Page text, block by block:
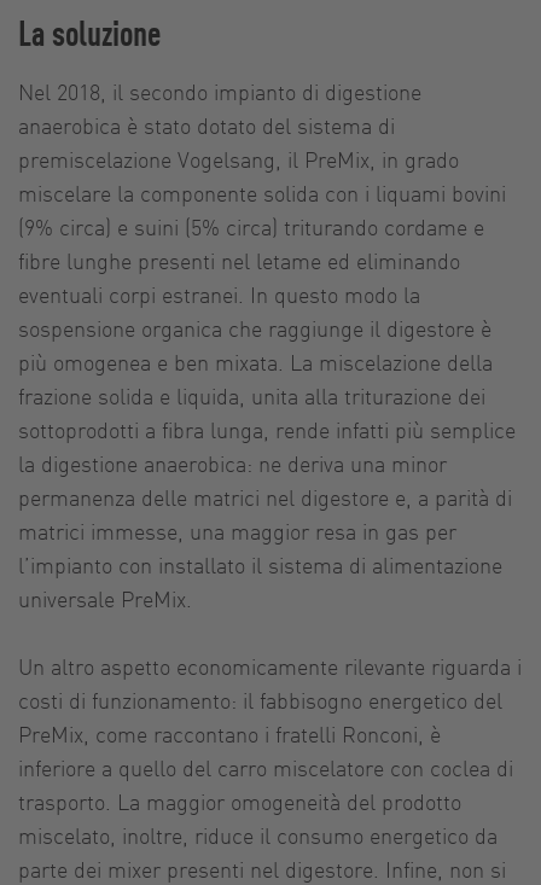
La soluzione
Nel 2018, il secondo impianto di digestione
anaerobica è stato dotato del sistema di
premiscelazione Vogelsang, il PreMix, in grado
miscelare la componente solida con i liquami bovini
(9% circa) e suini (5% circa) triturando cordame e
fibre lunghe presenti nel letame ed eliminando
eventuali corpi estranei. In questo modo la
sospensione organica che raggiunge il digestore è
più omogenea e ben mixata. La miscelazione della
frazione solida e liquida, unita alla triturazione dei
sottoprodotti a fibra lunga, rende infatti più semplice
la digestione anaerobica: ne deriva una minor
permanenza delle matrici nel digestore e, a parità di
matrici immesse, una maggior resa in gas per
l’impianto con installato il sistema di alimentazione
universale PreMix.
Un altro aspetto economicamente rilevante riguarda i
costi di funzionamento: il fabbisogno energetico del
PreMix, come raccontano i fratelli Ronconi, è
inferiore a quello del carro miscelatore con coclea di
trasporto. La maggior omogeneità del prodotto
miscelato, inoltre, riduce il consumo energetico da
parte dei mixer presenti nel digestore. Infine, non si